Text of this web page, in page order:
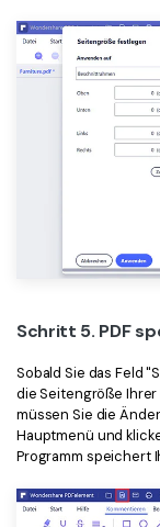
Schritt 5. PDF
Sobald Sie das Feld
die Seitengröße
müssen Sie die
Hauptmenü und
Programm speichert